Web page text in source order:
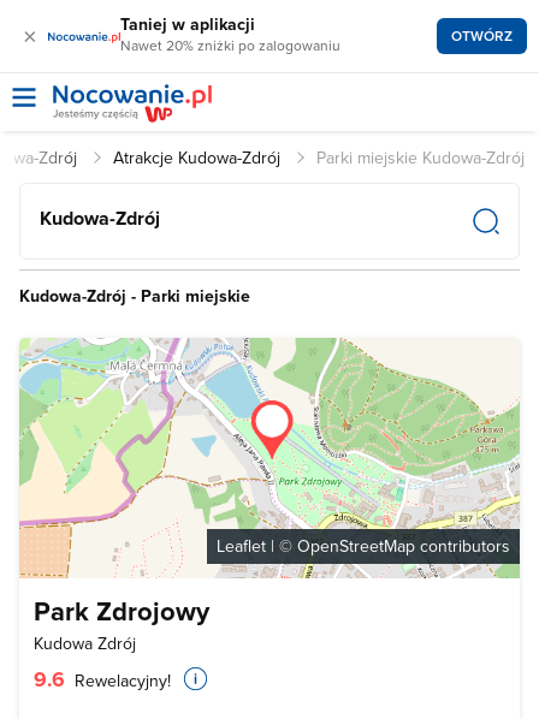
× Taniej w aplikacji
Nawet 20% zniżki po zalogowaniu OTWÓRZ
Zdrój Atrakcje Kudowa-Zdrój Parki miejskie Kudowa-Zdrój
Kudowa-Zdrój
Kudowa-Zdrój - Parki miejskie
Leaflet | © OpenStreetMap contributors
Park Zdrojowy
Kudowa Zdrój
9.6 Rewelacyjny!